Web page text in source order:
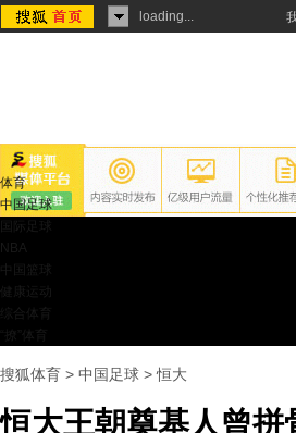
loading...
体育
中国足球
健康运动
搜狐体育 > 中国足球 >恒大
恒大王朝奠基人曾